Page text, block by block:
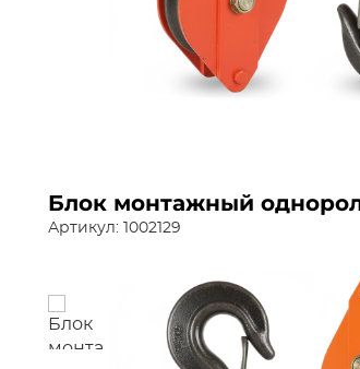
Блок монтажный
Артикул: 1002129